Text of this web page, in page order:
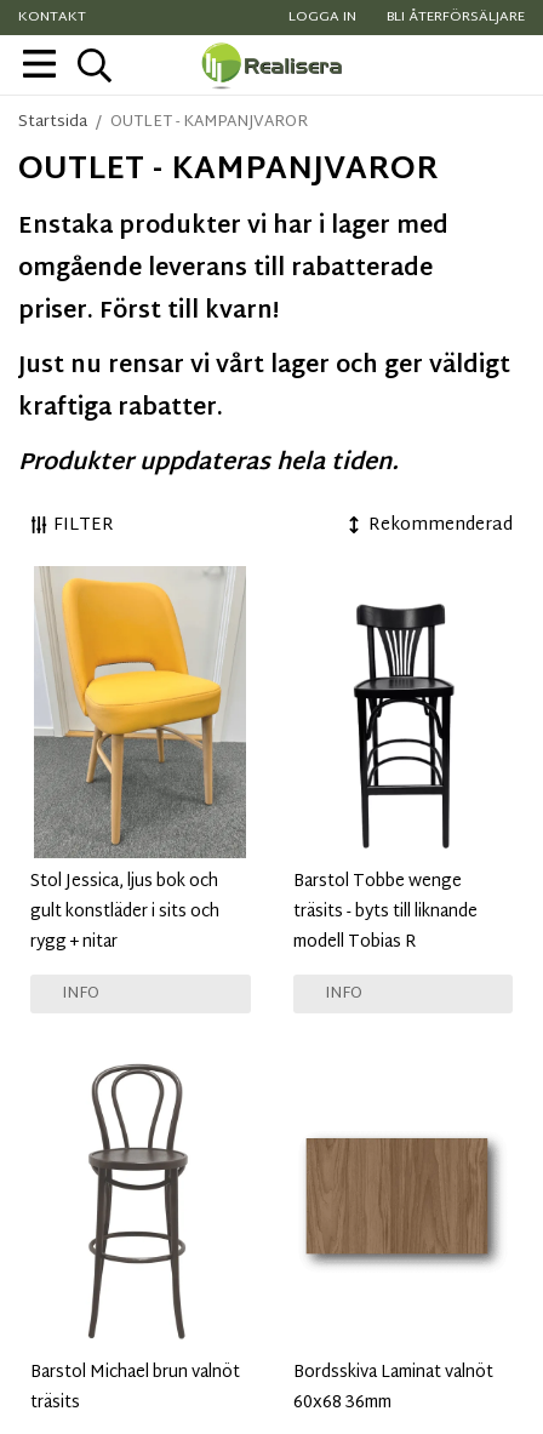
KONTAKT LOGGA IN BLI ÅTERFÖRSÄLJARE
Startsida / OUTLET - KAMPANJVAROR
OUTLET - KAMPANJVAROR
Enstaka produkter vi har i lager med
omgående leverans till rabatterade
priser. Först till kvarn!
Just nu rensar vi vårt lager och ger väldigt
kraftiga rabatter.
Produkter uppdateras hela tiden.
FILTER Rekommenderad
Stol Jessica, ljus bok och
gult konstläder i sits och
rygg + nitar
INFO
Barstol Tobbe wenge
träsits - byts till liknande
modell Tobias R
INFO
Barstol Michael brun valnöt
träsits
Bordsskiva Laminat valnöt
60x68 36mm